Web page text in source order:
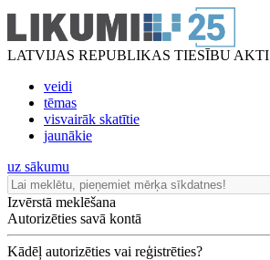
LATVIJAS REPUBLIKAS TIESĪBU AKTI
veidi
tēmas
visvairāk skatītie
jaunākie
uz sākumu
Izvērstā meklēšana
Autorizēties savā kontā
Kādēļ autorizēties vai reģistrēties?